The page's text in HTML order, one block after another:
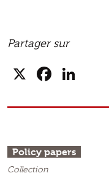
Partager sur
X
Policy papers
Collection